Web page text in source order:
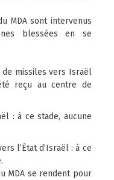
MDA sont intervenus
blessées en se
missiles vers Israël
reçu au centre de
: à ce stade, aucune
l’État d’Israël : à ce
MDA se rendent pour